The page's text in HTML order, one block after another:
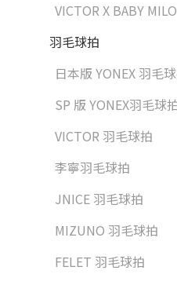
VICTOR X BABY MILO
羽毛球拍
日本版 YONEX 羽毛
SP 版 YONEX羽毛球
VICTOR 羽毛球拍
李寧羽毛球拍
JNICE 羽毛球拍
MIZUNO 羽毛球拍
FELET 羽毛球拍